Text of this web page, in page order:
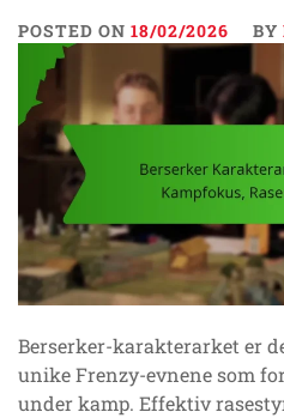
POSTED ON 18/02/2026 BY
Berserker-karakterarket er
unike Frenzy-evnene som
under kamp. Effektiv